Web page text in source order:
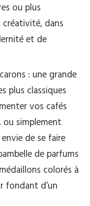
ou plus
créativité, dans
et de
: une grande
plus classiques
vos cafés
simplement
de se faire
de parfums
colorés à
fondant d’un